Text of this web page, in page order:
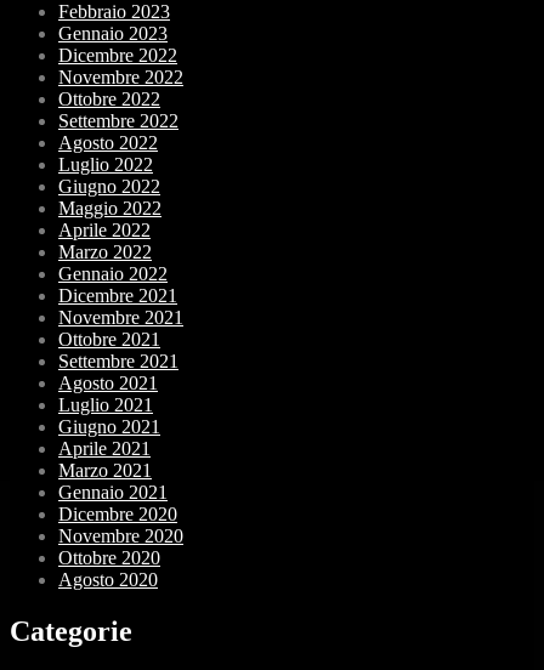
Febbraio 2023
Gennaio 2023
Dicembre 2022
Novembre 2022
Ottobre 2022
Settembre 2022
Agosto 2022
Luglio 2022
Giugno 2022
Maggio 2022
Aprile 2022
Marzo 2022
Gennaio 2022
Dicembre 2021
Novembre 2021
Ottobre 2021
Settembre 2021
Agosto 2021
Luglio 2021
Giugno 2021
Aprile 2021
Marzo 2021
Gennaio 2021
Dicembre 2020
Novembre 2020
Ottobre 2020
Agosto 2020
Categorie